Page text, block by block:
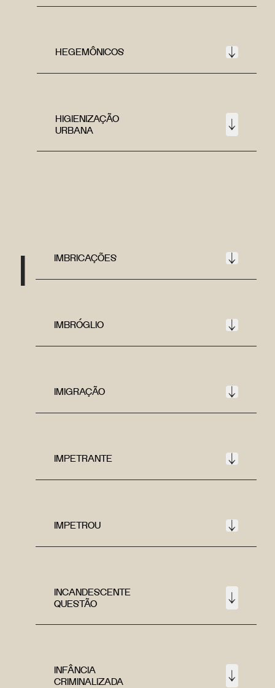
HEGEMÔNICOS
HIGIENIZAÇÃO
URBANA
I IMBRICAÇÕES
IMBRÓGLIO
IMIGRAÇÃO
IMPETRANTE
IMPETROU
INCANDESCENTE
QUESTÃO
INFÂNCIA
CRIMINALIZADA